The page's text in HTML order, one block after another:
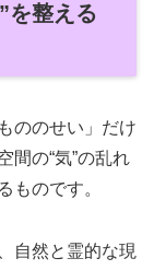
を整える
ののせい」だけ
間の“気”の乱れ
ものです。
自然と霊的な現